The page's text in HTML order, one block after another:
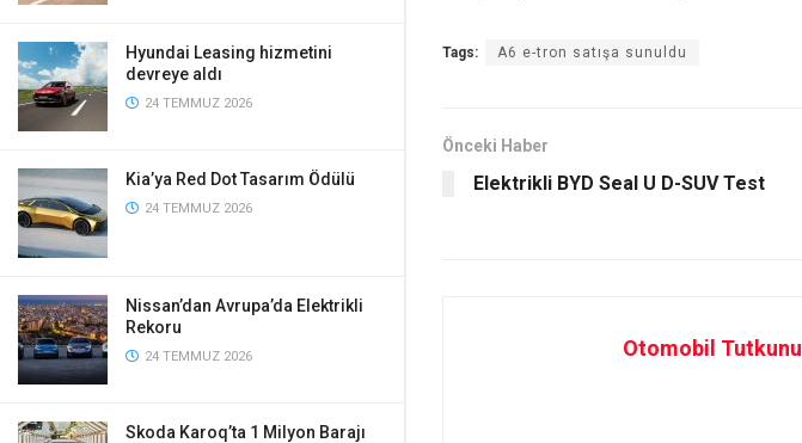
Hyundai Leasing hizmetini
devreye aldı
24 TEMMUZ 2026
Kia’ya Red Dot Tasarım Ödülü
24 TEMMUZ 2026
Nissan’dan Avrupa’da Elektrikli
Rekoru
24 TEMMUZ 2026
Skoda Karoq’ta 1 Milyon Barajı
Tags: A6 e-tron satışa sunuldu
Önceki Haber
Elektrikli BYD Seal U D-SUV Test
Otomobil Tutkunu